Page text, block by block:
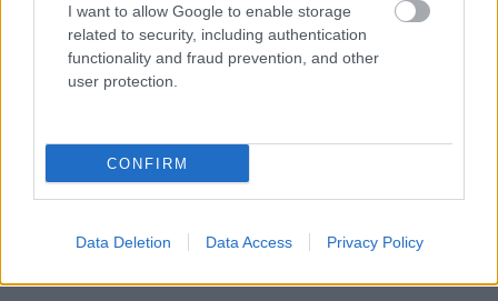
I want to allow Google to enable storage
related to security, including authentication
functionality and fraud prevention, and other
user protection.
CONFIRM
Data Deletion Data Access Privacy Policy